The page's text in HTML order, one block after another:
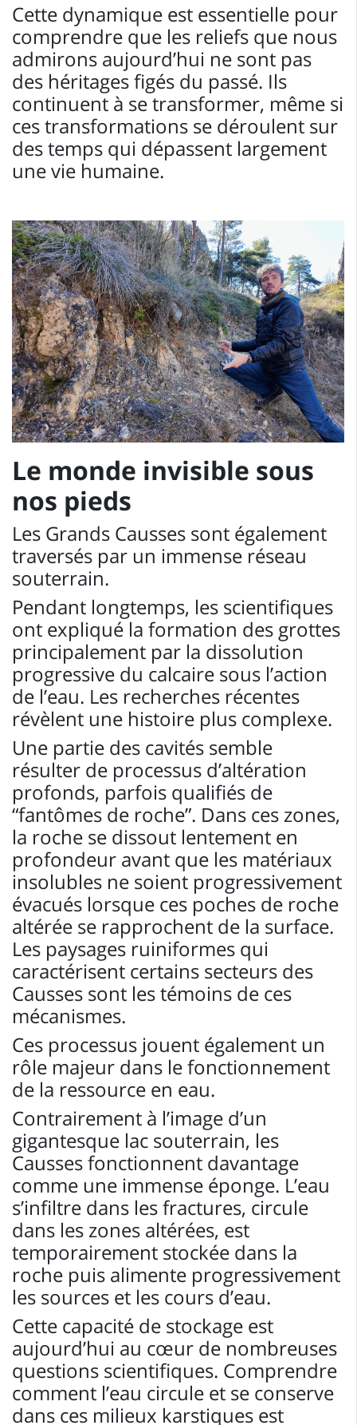
Cette dynamique est essentielle pour
comprendre que les reliefs que nous
admirons aujourd’hui ne sont pas
des héritages figés du passé. Ils
continuent à se transformer, même si
ces transformations se déroulent sur
des temps qui dépassent largement
une vie humaine.
Le monde invisible sous
nos pieds
Les Grands Causses sont également
traversés par un immense réseau
souterrain.
Pendant longtemps, les scientifiques
ont expliqué la formation des grottes
principalement par la dissolution
progressive du calcaire sous l’action
de l’eau. Les recherches récentes
révèlent une histoire plus complexe.
Une partie des cavités semble
résulter de processus d’altération
profonds, parfois qualifiés de
“fantômes de roche”. Dans ces zones,
la roche se dissout lentement en
profondeur avant que les matériaux
insolubles ne soient progressivement
évacués lorsque ces poches de roche
altérée se rapprochent de la surface.
Les paysages ruiniformes qui
caractérisent certains secteurs des
Causses sont les témoins de ces
mécanismes.
Ces processus jouent également un
rôle majeur dans le fonctionnement
de la ressource en eau.
Contrairement à l’image d’un
gigantesque lac souterrain, les
Causses fonctionnent davantage
comme une immense éponge. L’eau
s’infiltre dans les fractures, circule
dans les zones altérées, est
temporairement stockée dans la
roche puis alimente progressivement
les sources et les cours d’eau.
Cette capacité de stockage est
aujourd’hui au cœur de nombreuses
questions scientifiques. Comprendre
comment l’eau circule et se conserve
dans ces milieux karstiques est